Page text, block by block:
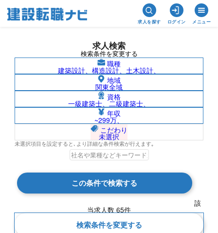
求人を探す ログイン メニュー
求人検索
検索条件を変更する
職種
建築設計、構造設計、土木設計、
地域
関東全域
資格
一級建築士、二級建築士、
年収
~299万、
こだわり
未選択
未選択項目を設定すると､より詳細な条件検索が行えます｡
この条件で検索する
該
当求人数 65件
検索条件を変更する
プラント電気施工管理/大阪府の求人検索
結果一覧